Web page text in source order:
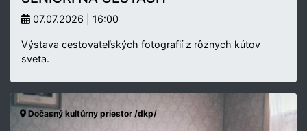
07.07.2026 | 16:00
Výstava cestovateľských fotografií z rôznych kútov
sveta.
Dočasný kultúrny priestor /dkp/